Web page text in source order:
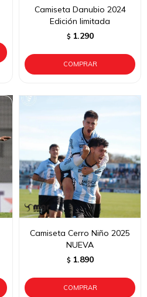
Camiseta Danubio 2024
Edición limitada
$ 1.290
Camiseta Cerro Niño 2025
NUEVA
$ 1.890